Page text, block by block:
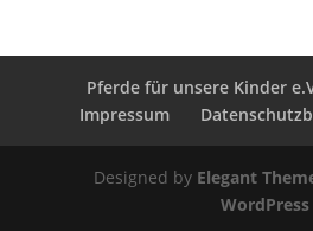
Pferde für unsere Kinder
Impressum
Designed by Elegant
WordPress